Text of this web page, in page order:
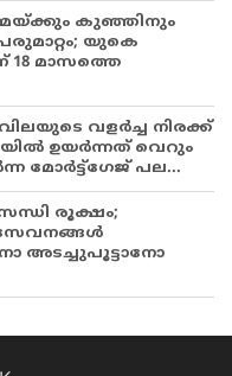
കുഞ്ഞിനും
യുകെ
18 മാസത്തെ
വളർച്ച നിരക്ക്
ഉയർന്നത് വെറും
മോർട്ട്ഗേജ് പല...
രൂക്ഷം;
സേവനങ്ങൾ
അടച്ചുപൂട്ടാനോ